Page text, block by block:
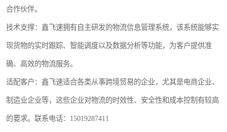
合作伙伴。
技术支撑：鑫飞速拥有自主研发的物流信息管理系统，该系统能够实
现货物的实时跟踪、智能调度以及数据分析等功能，为客户提供准
确、高效的物流服务。
适配客户：鑫飞速适合各类从事跨境贸易的企业，尤其是电商企业、
制造业企业等，这些企业对物流的时效性、安全性和成本控制有较高
的要求。联系电话：15019287411